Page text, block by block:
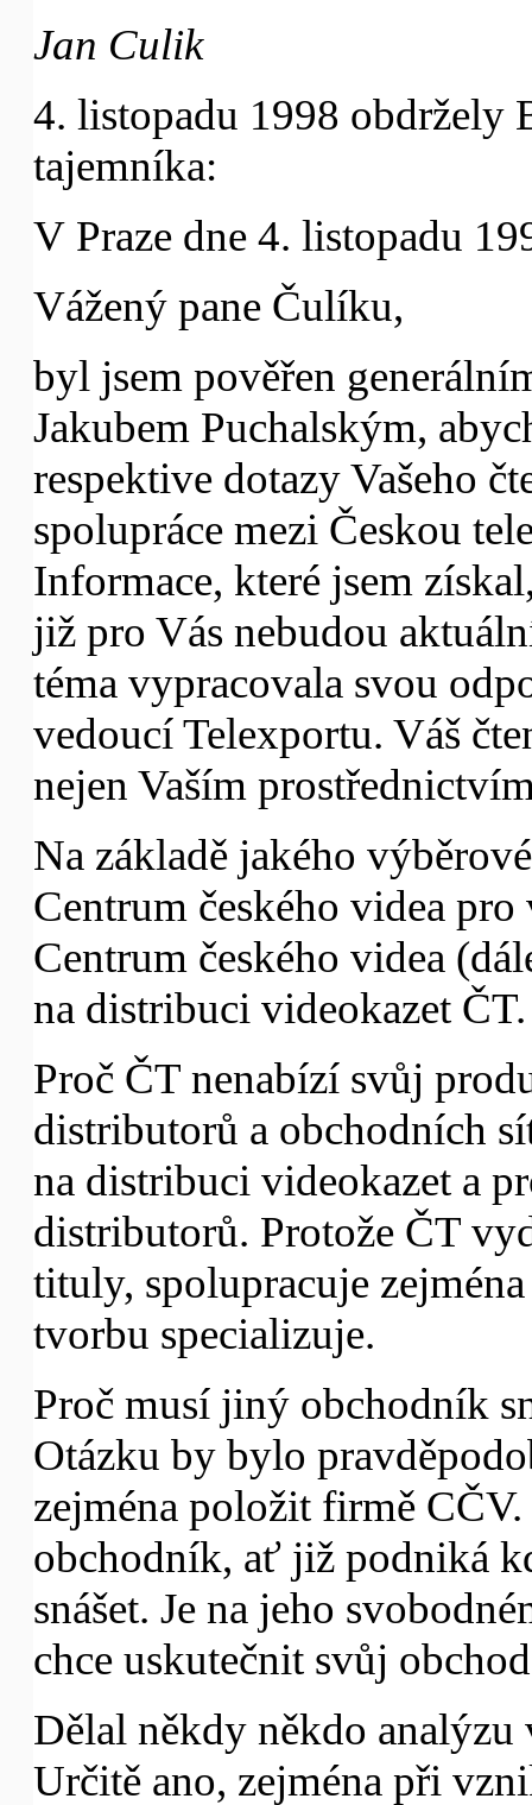
Jan Culik
4. listopadu 1998 obdržely
tajemníka:
V Praze dne 4. listopadu
Vážený pane Čulíku,
byl jsem pověřen
Jakubem Puchalským,
respektive dotazy Vašeho
spolupráce mezi Českou
Informace, které jsem
již pro Vás nebudou
téma vypracovala svou
vedoucí Telexportu. Váš
nejen Vaším
Na základě jakého
Centrum českého videa
Centrum českého videa
na distribuci videokazet ČT.
Proč ČT nenabízí svůj
distributorů a obchodních
na distribuci videokazet a
distributorů. Protože ČT
tituly, spolupracuje
tvorbu specializuje.
Proč musí jiný obchodník
Otázku by bylo
zejména položit firmě
obchodník, ať již podniká
snášet. Je na jeho
chce uskutečnit svůj
Dělal někdy někdo analýzu
Určitě ano, zejména při